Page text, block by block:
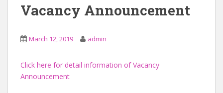
Vacancy Announcement
March 12, 2019 admin
Click here for detail information of Vacancy
Announcement